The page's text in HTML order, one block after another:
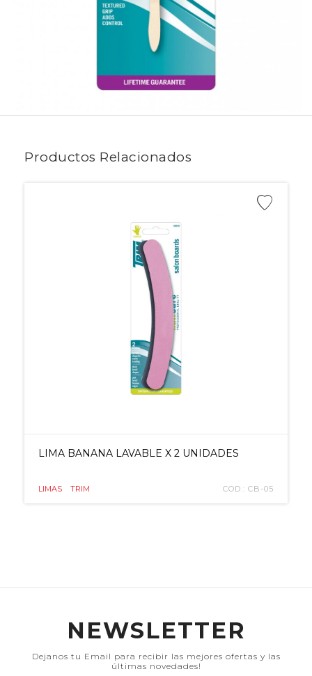
Productos Relacionados
LIMA BANANA LAVABLE X 2 UNIDADES
LIMAS TRIM COD.: CB-05
NEWSLETTER
Dejanos tu Email para recibir las mejores ofertas y las
últimas novedades!